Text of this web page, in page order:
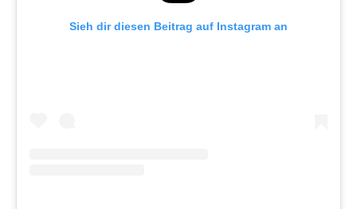
Sieh dir diesen Beitrag auf Instagram an